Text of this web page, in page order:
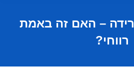
– האם זה באמת
רווחי?